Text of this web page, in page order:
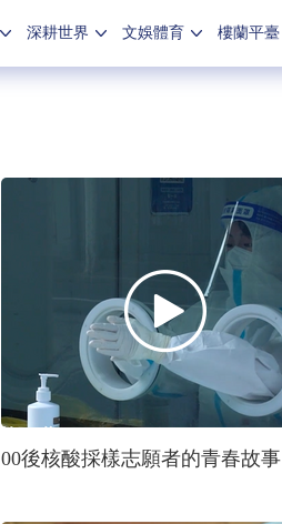
深耕世界 文娛體育 樓蘭平臺
00後核酸採樣志願者的青春故事